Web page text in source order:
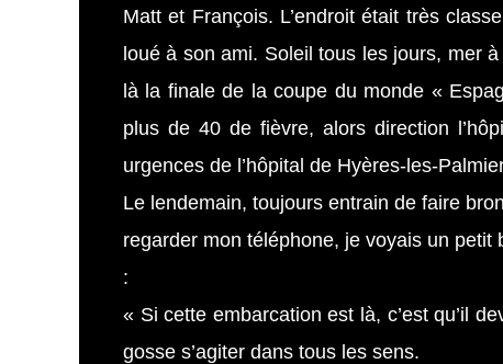
Matt et François. L’endroit était très
loué à son ami. Soleil tous les jours, mer
là la finale de la coupe du monde «
plus de 40 de fièvre, alors direction
urgences de l’hôpital de Hyères-les-
Le lendemain, toujours entrain de faire
regarder mon téléphone, je voyais un
:
« Si cette embarcation est là, c’est qu’il
gosse s’agiter dans tous les sens.